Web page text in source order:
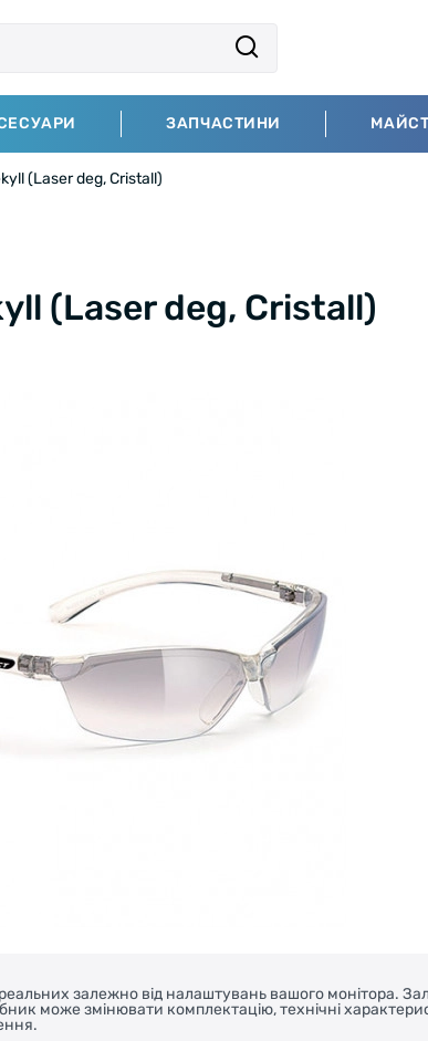
ЗАПЧАСТИНИ
(Laser deg, Cristall)
(Laser deg, Cristall)
реальних залежно від налаштувань вашого монітора.
може змінювати комплектацію, технічні